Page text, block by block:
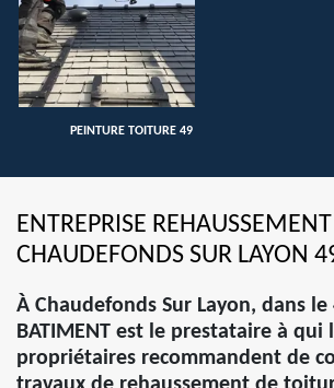
PEINTURE TOITURE 49
ENTREPRISE
CHAUDEFONDS SUR LAYON
À Chaudefonds Sur Layon, dans le
BATIMENT est le prestataire à qui
propriétaires recommandent de